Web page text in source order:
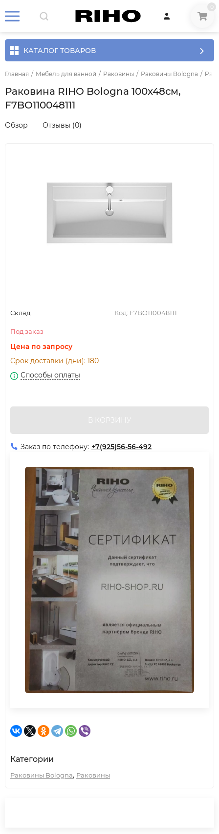
КАТАЛОГ ТОВАРОВ
Главная / Мебель для ванной / Раковины / Раковины Bologna /
Раковина RIHO Bologna 100x48см,
F7BO110048111
Обзор Отзывы (0)
Код: F7BO110048111
Склад:
Под заказ
Цена по запросу
Срок доставки (дни): 180
Способы оплаты
В КОРЗИНУ
Заказ по телефону: +7(925)56-56-492
Категории
Раковины Bologna, Раковины